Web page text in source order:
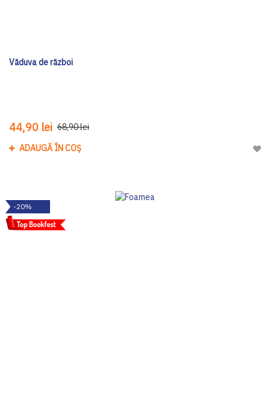
Văduva de război
44,90 lei 68,90 lei
ADAUGĂ ÎN COȘ
-20%